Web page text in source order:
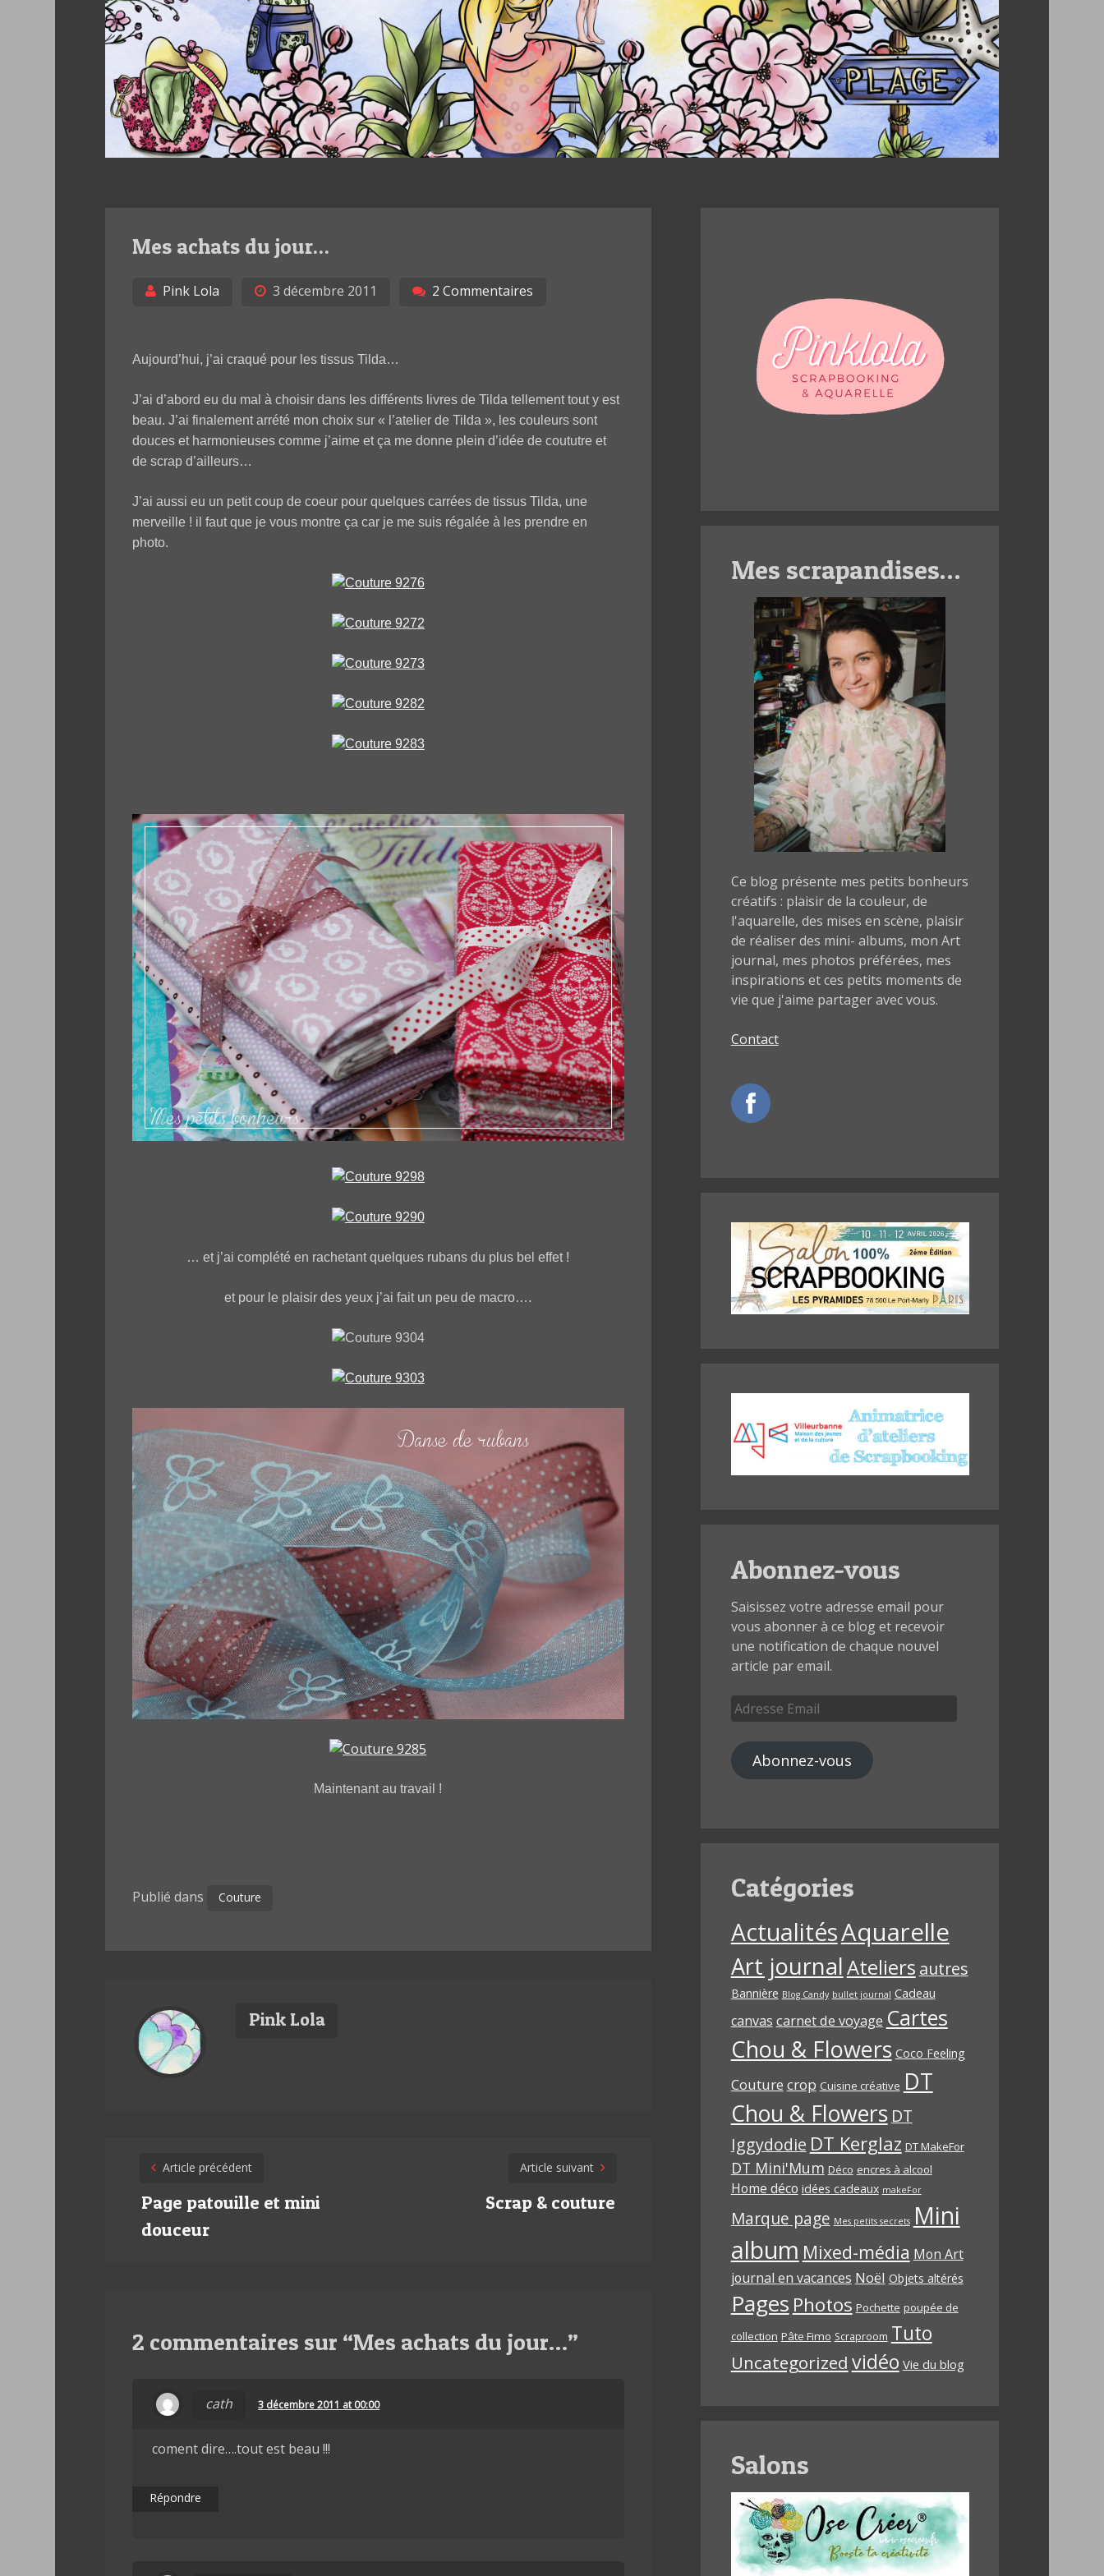
Mes achats du jour…
Pink Lola 3 décembre 2011 2 Commentaires
Aujourd’hui, j’ai craqué pour les tissus Tilda…
J’ai d’abord eu du mal à choisir dans les différents livres de Tilda tellement tout y est
beau. J’ai finalement arrété mon choix sur « l’atelier de Tilda », les couleurs sont
douces et harmonieuses comme j’aime et ça me donne plein d’idée de coututre et
de scrap d’ailleurs…
J’ai aussi eu un petit coup de coeur pour quelques carrées de tissus Tilda, une
merveille ! il faut que je vous montre ça car je me suis régalée à les prendre en
photo.
… et j’ai complété en rachetant quelques rubans du plus bel effet !
et pour le plaisir des yeux j’ai fait un peu de macro….
Maintenant au travail !
Publié dans Couture
Pink Lola
Post
navigation
Article précédent
Page patouille et mini
douceur
Article suivant
Scrap & couture
2 commentaires sur “Mes achats du jour…”
cath 3 décembre 2011 at 00:00
coment dire….tout est beau !!!
Répondre
Mes scrapandises…
Ce blog présente mes petits bonheurs
créatifs : plaisir de la couleur, de
l'aquarelle, des mises en scène, plaisir
de réaliser des mini- albums, mon Art
journal, mes photos préférées, mes
inspirations et ces petits moments de
vie que j'aime partager avec vous.
Contact
Abonnez-vous
Saisissez votre adresse email pour
vous abonner à ce blog et recevoir
une notification de chaque nouvel
article par email.
Adresse
Email
Abonnez-vous
Catégories
ActualitésAquarelle
Art journalAteliers autres
Bannière Blog Candy bullet journal Cadeau
canvas carnet de voyage Cartes
Chou & Flowers Coco Feeling
Couture crop Cuisine créative DT
Chou & Flowers DT
Iggydodie DT Kerglaz DT MakeFor
DT Mini'Mum Déco encres à alcool
Home déco idées cadeaux makeFor
Marque page Mes petits secrets Mini
album Mixed-média Mon Art
journal en vacances Noël Objets altérés
Pages Photos Pochette poupée de
collection Pâte Fimo Scraproom Tuto
Uncategorized vidéo Vie du blog
Salons